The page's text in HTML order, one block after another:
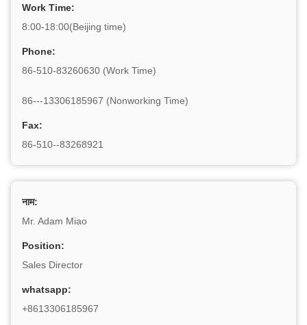
Work Time:
8:00-18:00(Beijing time)
Phone:
86-510-83260630 (Work Time)
86---13306185967 (Nonworking Time)
Fax:
86-510--83268921
नाम:
Mr. Adam Miao
Position:
Sales Director
whatsapp:
+8613306185967